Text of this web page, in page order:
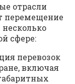
отрасли
перемещение
сфере:
перевозок
включая